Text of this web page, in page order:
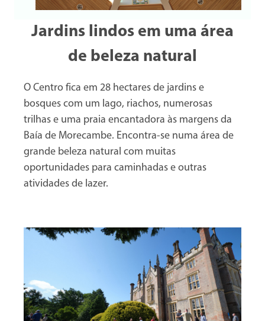
Jardins lindos em uma área
de beleza natural
O Centro fica em 28 hectares de jardins e
bosques com um lago, riachos, numerosas
trilhas e uma praia encantadora às margens da
Baía de Morecambe. Encontra-se numa área de
grande beleza natural com muitas
oportunidades para caminhadas e outras
atividades de lazer.